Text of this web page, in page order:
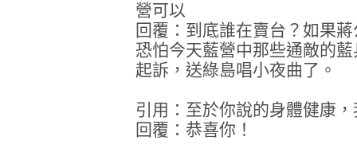
營可以
回覆：到底誰在賣台？如果
恐怕今天藍營中那些通敵的
起訴，送綠島唱小夜曲了。
引用：至於你說的身體健康
回覆：恭喜你！